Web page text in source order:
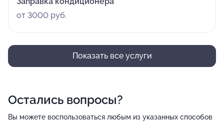
от 3000 руб.
Показать все услуги
Остались вопросы?
Вы можете воспользоваться любым из указанных способов